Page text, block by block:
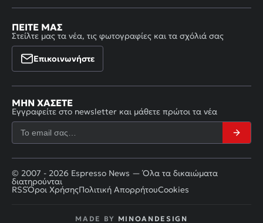
ΠΕΊΤΕ ΜΑΣ
Στείλτε μας τα νέα, τις φωτογραφίες και τα σχόλιά σας
Επικοινωνήστε
ΜΗΝ ΧΆΣΕΤΕ
Εγγραφείτε στο newsletter και μάθετε πρώτοι τα νέα
© 2007 - 2026 Espresso News — Όλα τα δικαιώματα
διατηρούνται
RSSΌροι ΧρήσηςΠολιτική ΑπορρήτουCookies
MADE BY MINOANDESIGN